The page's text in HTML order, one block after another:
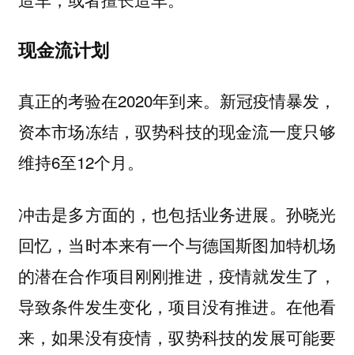
现金流计划
真正的考验在2020年到来。新冠疫情暴发，
资本市场冻结，驭势科技的现金流一度只够
维持6至12个月。
冲击是多方面的，也包括业务进展。孙晓光
回忆，当时本来有一个与德国斯图加特机场
的潜在合作项目刚刚推进，疫情就发生了，
导致条件发生变化，项目没有推进。在他看
来，如果没有疫情，驭势科技的发展可能要